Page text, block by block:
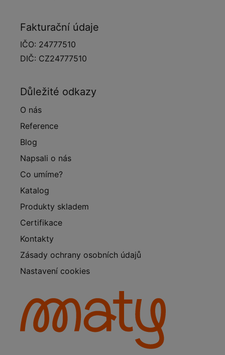
Fakturační údaje
IČO: 24777510
DIČ: CZ24777510
Důležité odkazy
O nás
Reference
Blog
Napsali o nás
Co umíme?
Katalog
Produkty skladem
Certifikace
Kontakty
Zásady ochrany osobních údajů
Nastavení cookies